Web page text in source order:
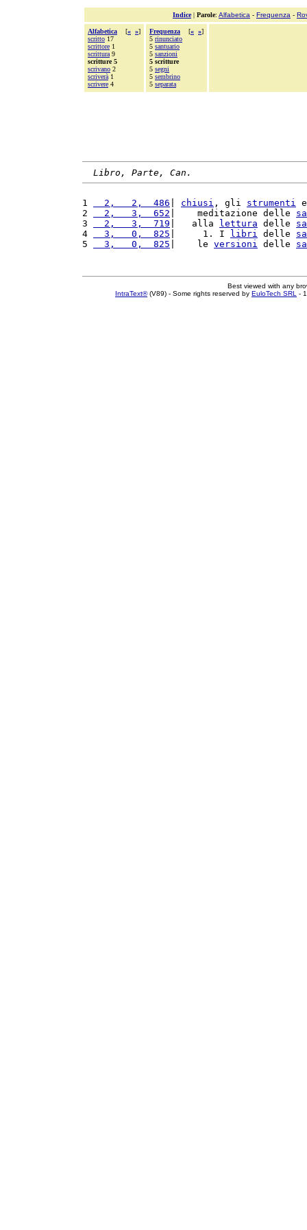
Indice| Parole: Alfabetica - Frequenza -
Alfabetica [« »]
scritto 17
scrittore 1
scrittura 9
scritture 5
scrivano 2
scriverà 1
scrivere 4
Frequenza [« »]
5 rinunciato
5 santuario
5 sanzioni
5 scritture
5 segni
5 sembrino
5 separata
Libro, Parte, Can.
1
  2,   2,  486
chiusi , gli strumenti
2
  2,   3,  652
|    meditazione delle
3
  2,   3,  719
|   alla lettura delle
4
  3,   0,  825
|     1. I libri delle
5
  3,   0,  825
|    le versioni delle
Best viewed with any
IntraText®(V89) - Some rights reserved by EuloTech SRL -